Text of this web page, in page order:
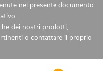
nel presente documento
dei nostri prodotti,
o contattare il proprio